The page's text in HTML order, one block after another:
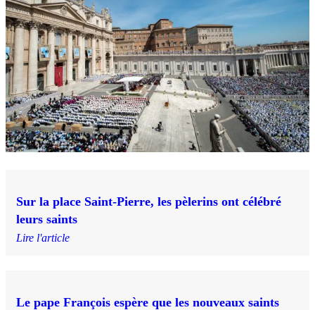
Sur la place Saint-Pierre, les pèlerins ont célébré
leurs saints
Lire l'article
Le pape François espère que les nouveaux saints